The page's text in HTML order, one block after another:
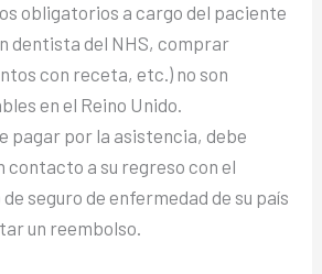
obligatorios a cargo del paciente
dentista del NHS, comprar
con receta, etc.) no son
en el Reino Unido.
pagar por la asistencia, debe
contacto a su regreso con el
seguro de enfermedad de su país
un reembolso.